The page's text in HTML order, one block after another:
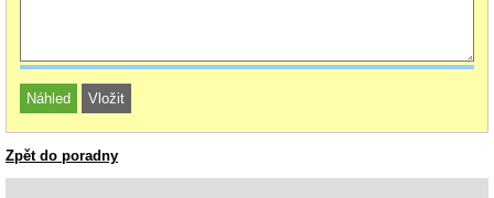
Zpět do poradny